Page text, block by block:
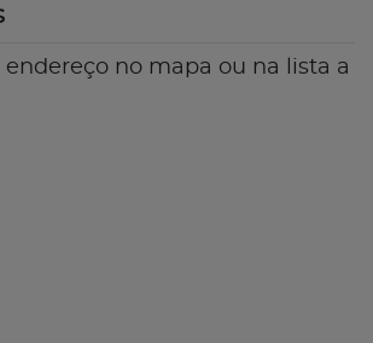
no mapa ou na lista a